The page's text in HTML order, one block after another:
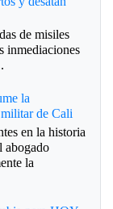
de misiles
inmediaciones
la
militar de Cali
en la historia
abogado
la